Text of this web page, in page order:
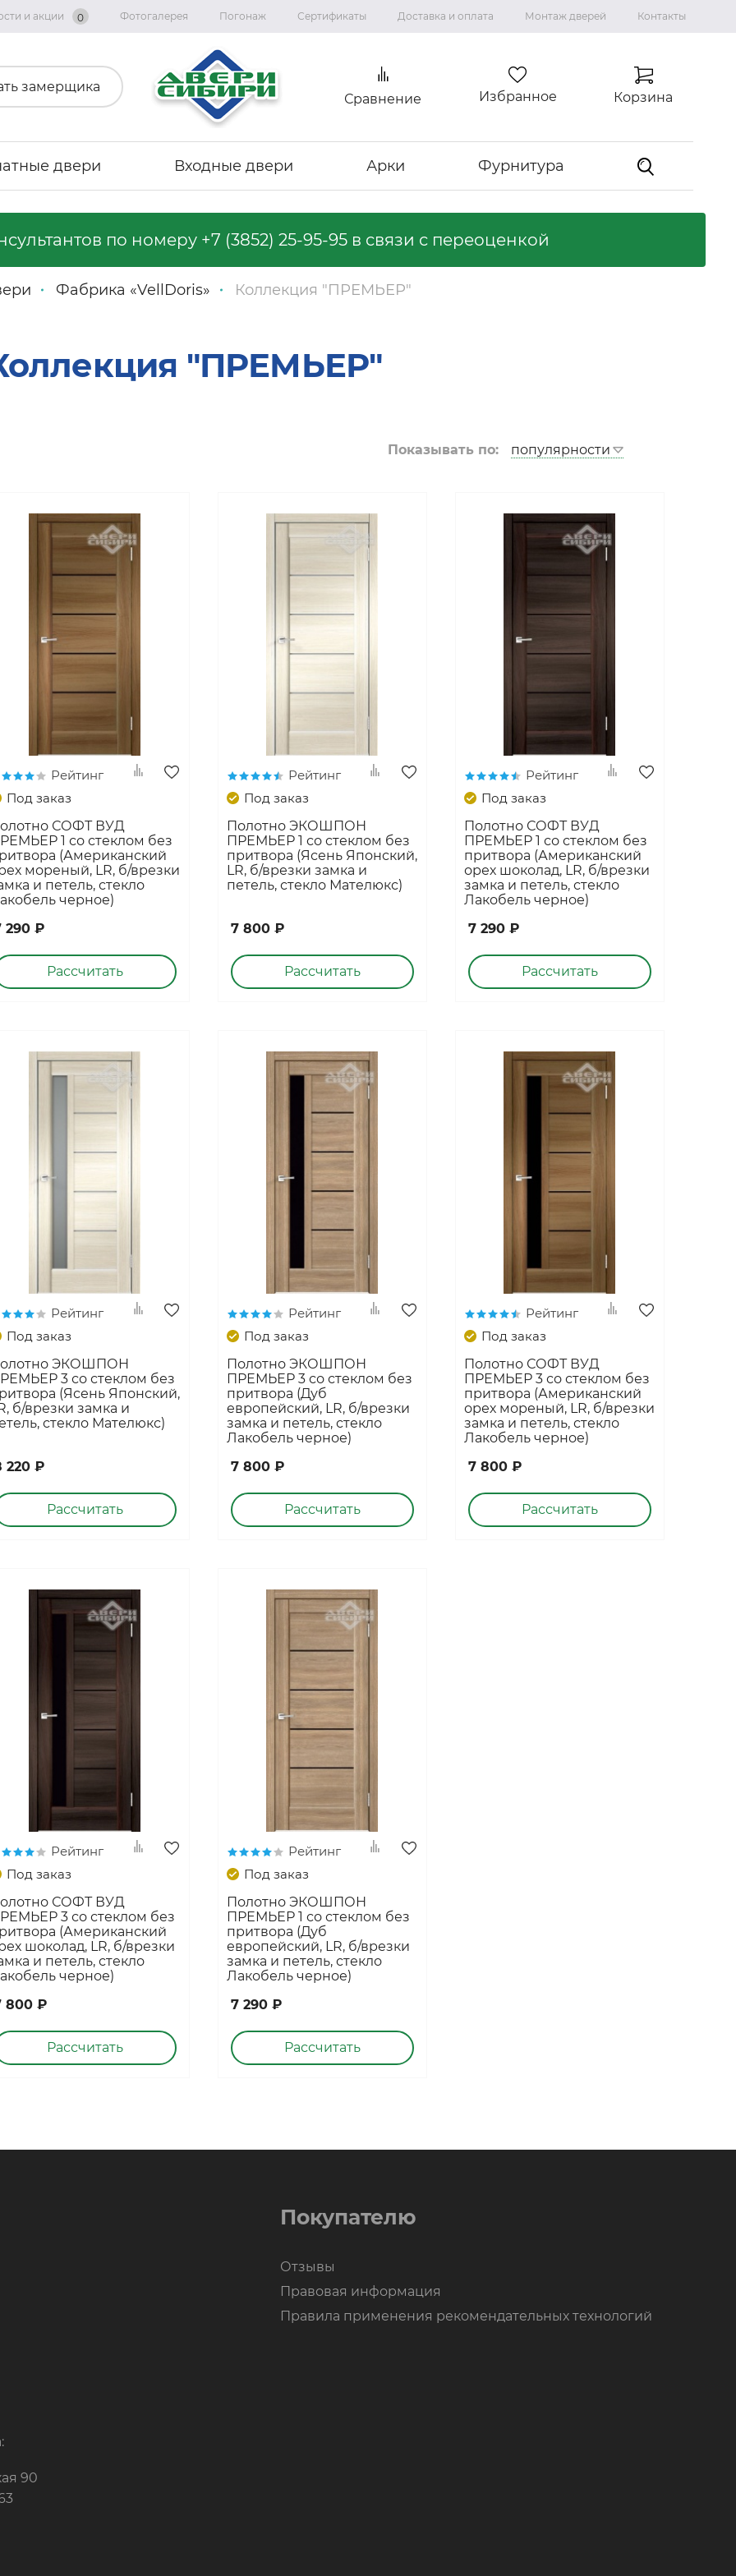
и акции 0 Фотогалерея Погонаж Сертификаты Доставка и оплата Монтаж дверей Контакты
замерщика
Сравнение Избранное Корзина
двери Входные двери Арки Фурнитура
Коллекция «Графика»
Коллекция «Империя»
Коллекция «Геометрия Эмаль»
Коллекция "Тренд Дорс"
Коллекция «Классика Эмаль»
Фабрика «AquaDoor»
Фабрика «Верда»
Фабрика «VellDoris»
Коллекция "СТАЙЛ"
Коллекция "НЕКСТ"
Коллекция "ДУПЛЕКС"
Коллекция "СКАНДИ"
Коллекция "ИКС-ЛАЙН"
Коллекция "ПРЕМЬЕР"
Коллекция "АЛЬТО"
Коллекция "Щитовые полотна"
Коллекция "Фрезерованные полотна"
Коллекция "ИНВИЗИБЛ"
Коллекция "ВИЛЛА"
Ламинированные двери
Ликвидация коллекций
Входные двери с терморазрывом
Противопожарные двери
Ручки дверные PUERTO
Ручки дверные РЕНЗ
Дверные замки и защелки
Фурнитура для раздвижных дверей
Петли дверные
Ограничители дверные
Торцевые шпингалеты
по номеру +7 (3852) 25-95-95в связи с переоценкой
Фабрика «VellDoris» Коллекция "ПРЕМЬЕР"
"ПРЕМЬЕР"
Показывать по:
Рейтинг
Под заказ
СОФТ ВУД
1 со стеклом без
(Американский
мореный, LR, б/врезки
и петель, стекло
черное)
290 ₽
Рассчитать
Рейтинг
Под заказ
Полотно ЭКОШПОН
ПРЕМЬЕР 1 со стеклом без
притвора (Ясень Японский,
LR, б/врезки замка и
петель, стекло Мателюкс)
7 800 ₽
Рассчитать
Рейтинг
Под заказ
Полотно СОФТ ВУД
ПРЕМЬЕР 1 со стеклом без
притвора (Американский
орех шоколад, LR, б/врезки
замка и петель, стекло
Лакобель черное)
7 290 ₽
Рассчитать
Рейтинг
Под заказ
ЭКОШПОН
3 со стеклом без
(Ясень Японский,
б/врезки замка и
стекло Мателюкс)
220 ₽
Рассчитать
Рейтинг
Под заказ
Полотно ЭКОШПОН
ПРЕМЬЕР 3 со стеклом без
притвора (Дуб
европейский, LR, б/врезки
замка и петель, стекло
Лакобель черное)
7 800 ₽
Рассчитать
Рейтинг
Под заказ
Полотно СОФТ ВУД
ПРЕМЬЕР 3 со стеклом без
притвора (Американский
орех мореный, LR, б/врезки
замка и петель, стекло
Лакобель черное)
7 800 ₽
Рассчитать
Рейтинг
Под заказ
СОФТ ВУД
3 со стеклом без
(Американский
шоколад, LR, б/врезки
и петель, стекло
черное)
800 ₽
Рассчитать
Рейтинг
Под заказ
Полотно ЭКОШПОН
ПРЕМЬЕР 1 со стеклом без
притвора (Дуб
европейский, LR, б/врезки
замка и петель, стекло
Лакобель черное)
7 290 ₽
Рассчитать
Покупателю
Отзывы
Правовая информация
Правила применения рекомендательных технологий
90